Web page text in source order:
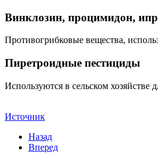
Винклозин, процимидон,
Противогрибковые вещества,
Пиретроидные пестициды
Используются в сельском хозяйстве
Источник
Назад
Вперед